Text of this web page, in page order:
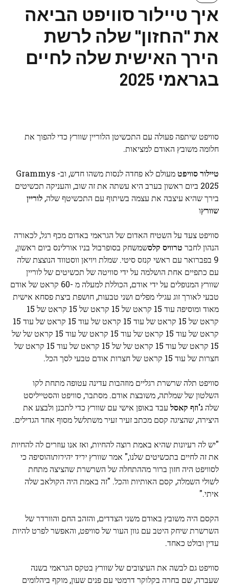
איך טיילור סוויפט הביאה
את "החזון" שלה לרשת
הירך האישית שלה לחיים
בגראמי 2025
סוויפט שיתפה פעולה עם התכשיטן הלוריין שוורץ כדי להפוך את
חלומה משובץ האודם למציאות.
טיילור סוויפט
מעולם לא פחדה לנסות משהו חדש, וב- Grammys
2025 ביום ראשון בערב היא עשתה את זה שוב, והעניקה תכשיטים
בירך שהיא עיצבה את עצמה בשיתוף עם התכשיטף שלה, לוריין
שוורץו
סוויפט צעד על השטיח האדום של הגראמי באדום מכף רגל, לכאורה
הנהון לחבר טרוויס קלסשמשחק בסופרבול בניו אורלינס ביום ראשון,
9 בפברואר עם ראשי קנזס סיטי. שמלת ויויאן ווסטווד הנוצצת שלה
עם כתפיים אחת הושלמה על ידי סוויטה של ​​תכשיטים של לוריין
שוורץ המנופלים על ידי אודם, הכוללת למעלה מ -60 קראט של אודם
טבעי לאורך זוג עגילי מפלים ושני טבעות, חושפת ביצת פסחא אישית
מאוד ומוסיפה עוד 15 קראט של 15 קראט של 15 קראט של 15
קראט של 15 קראט של עוד 15 קראט של עוד 15 קראט של עוד 15
קראט של עוד 15 קראט של עוד 15 קראט של עוד 15 קראט של של
15 קראט של עוד 15 קראט של של 15 קראט של עוד 15 קראט של
חצרות של עוד 15 קראט של חצרות אודם טבעי לסך הכל.
סוויפט תלה שרשרת רגליים מוזהבות עדינה עטופה מתחת לקו
השלטון של שמלתה, משובצת אודם. מסתבר, סוויפט והסטייליסט
שלהג'וזף קאסל עבד באופן אישי עם שוורץ כדי לתכנן ולבצע את
היצירה, שהציגה קסם מכתב זעיר זעיר משתלשל מסוף אחד הגדילים.
"יש לה רעיונות שהיא באמת רוצה להחיות, ואז אנו עוזרים לה להחיות
את זה לחיים בתכשיטים שלנו," אמר שוורץ יריד יהירותוהוסיפה כי
לסוויפט היה חזון ברור מההתחלה של השרשרת שהציצה מתחת
לשולי השמלה, קסם האותיות והכל. "זה באמת היה הקולאב שלה
איתי."
הקסם היה משובץ באודם משני הצדדים, והזהב החם והוורדר של
השרשרת שיחק היטב עם גוון העור של סוויפט, והאפשר לפרט להיות
עדין ובולט כאחד.
סוויפט גם לבשה את העיצובים של שוורץ בטקס הגראמי בשנה
שעברה, שם בחרה בקלוקר דרמטי עם פנים שעון, מוקף ביהלומים